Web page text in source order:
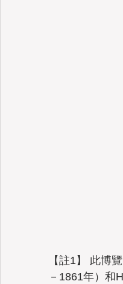
【註1】 此博
－1861年）和